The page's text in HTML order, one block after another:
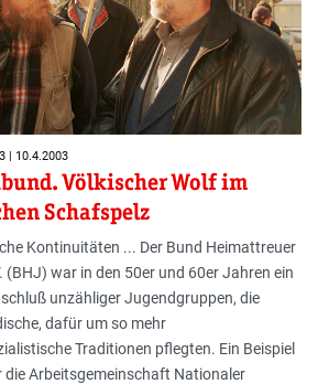
| 10.4.2003
Völkischer Wolf im
Schafspelz
Kontinuitäten ... Der Bund Heimattreuer
(BHJ) war in den 50er und 60er Jahren ein
unzähliger Jugendgruppen, die
dafür um so mehr
Traditionen pflegten. Ein Beispiel
die Arbeitsgemeinschaft Nationaler